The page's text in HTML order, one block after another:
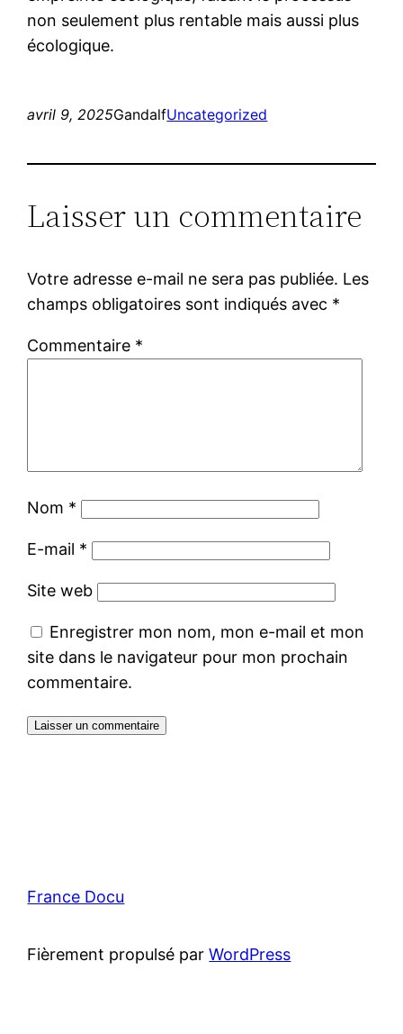
non seulement plus rentable mais aussi plus
écologique.
avril 9, 2025GandalfUncategorized
Laisser un commentaire
Votre adresse e-mail ne sera pas publiée. Les
champs obligatoires sont indiqués avec *
Commentaire *
Nom *
E-mail *
Site web
Enregistrer mon nom, mon e-mail et mon
site dans le navigateur pour mon prochain
commentaire.
France Docu
Fièrement propulsé parWordPress